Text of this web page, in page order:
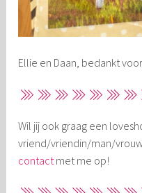
Ellie en Daan, bedankt
Wil jij ook graag een
vriend/vriendin/man/
contactmet me op!